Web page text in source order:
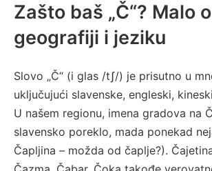
Zašto baš „Č“? Malo o
geografiji i jeziku
Slovo „Č“ (i glas /tʃ/) je prisutno u
uključujući slavenske, engleski,
U našem regionu, imena gradova na
slavensko poreklo, mada ponekad
Čapljina – možda od čaplje?).